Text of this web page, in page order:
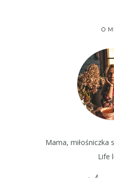
O
Mama, miłośniczka
Life